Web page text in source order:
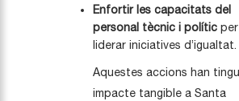
Enfortir les capacitats del
personal tècnic i polític per
liderar iniciatives d’igualtat.
Aquestes accions han
impacte tangible a Santa